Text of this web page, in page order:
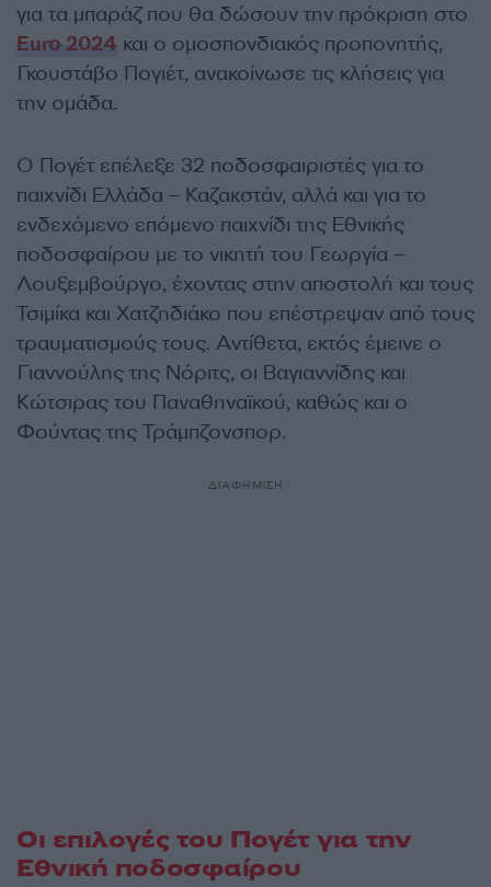
για τα μπαράζ που θα δώσουν την πρόκριση στο
Euro 2024 και ο ομοσπονδιακός προπονητής,
Γκουστάβο Πογιέτ, ανακοίνωσε τις κλήσεις για
την ομάδα.
Ο Πογέτ επέλεξε 32 ποδοσφαιριστές για το
παιχνίδι Ελλάδα – Καζακστάν, αλλά και για το
ενδεχόμενο επόμενο παιχνίδι της Εθνικής
ποδοσφαίρου με το νικητή του Γεωργία –
Λουξεμβούργο, έχοντας στην αποστολή και τους
Τσιμίκα και Χατζηδιάκο που επέστρεψαν από τους
τραυματισμούς τους. Αντίθετα, εκτός έμεινε ο
Γιαννούλης της Νόριτς, οι Βαγιαννίδης και
Κώτσιρας του Παναθηναϊκού, καθώς και ο
Φούντας της Τράμπζονσπορ.
ΔΙΑΦΗΜΙΣΗ
Οι επιλογές του Πογέτ για την
Εθνική ποδοσφαίρου